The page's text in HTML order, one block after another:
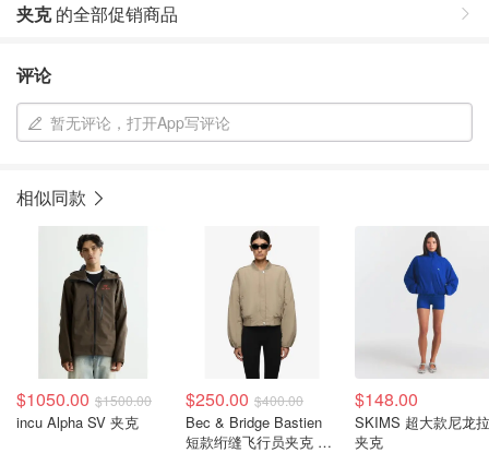
夹克的全部促销商品
评论
暂无评论，打开App写评论
相似同款
$1050.00 $1500.00
incu Alpha SV 夹克
$250.00 $400.00
Bec & Bridge Bastien
短款绗缝飞行员夹克 灰
$148.00
SKIMS 超大款尼龙
夹克